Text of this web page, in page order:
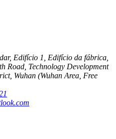
Edifício 1, Edifício da fábrica,
Road, Technology Development
Wuhan (Wuhan Area, Free